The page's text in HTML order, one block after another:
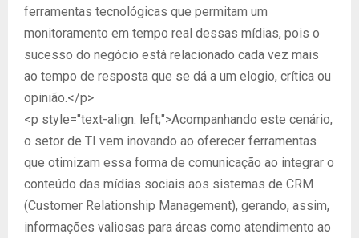
ferramentas tecnológicas que permitam um
monitoramento em tempo real dessas mídias, pois o
sucesso do negócio está relacionado cada vez mais
ao tempo de resposta que se dá a um elogio, crítica ou
opinião.</p>
<p style="text-align: left;">Acompanhando este cenário,
o setor de TI vem inovando ao oferecer ferramentas
que otimizam essa forma de comunicação ao integrar o
conteúdo das mídias sociais aos sistemas de CRM
(Customer Relationship Management), gerando, assim,
informações valiosas para áreas como atendimento ao